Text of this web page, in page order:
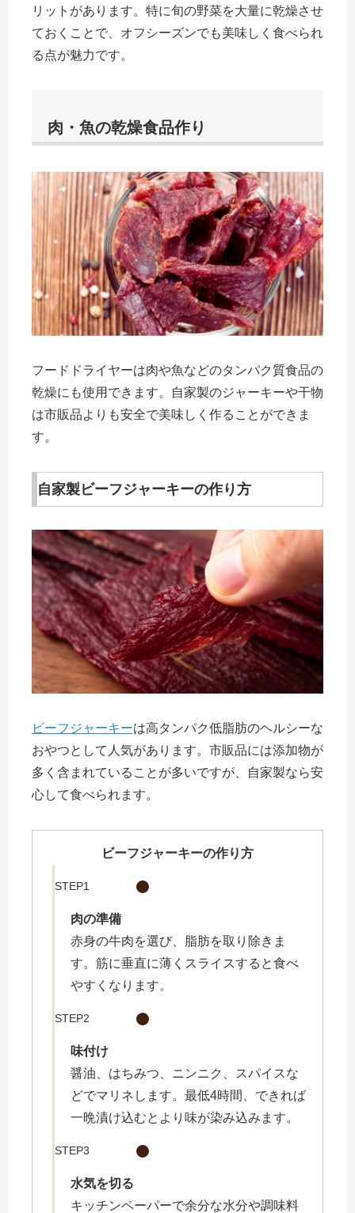
リットがあります。特に旬の野菜を大量に乾燥させ
ておくことで、オフシーズンでも美味しく食べられ
る点が魅力です。
肉・魚の乾燥食品作り
フードドライヤーは肉や魚などのタンパク質食品の
乾燥にも使用できます。自家製のジャーキーや干物
は市販品よりも安全で美味しく作ることができま
す。
自家製ビーフジャーキーの作り方
ビーフジャーキーは高タンパク低脂肪のヘルシーな
おやつとして人気があります。市販品には添加物が
多く含まれていることが多いですが、自家製なら安
心して食べられます。
ビーフジャーキーの作り方
STEP1
肉の準備
赤身の牛肉を選び、脂肪を取り除きま
す。筋に垂直に薄くスライスすると食べ
やすくなります。
STEP2
味付け
醤油、はちみつ、ニンニク、スパイスな
どでマリネします。最低4時間、できれば
一晩漬け込むとより味が染み込みます。
STEP3
水気を切る
キッチンペーパーで余分な水分や調味料